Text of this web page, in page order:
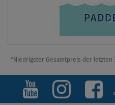
*Niedrigster Gesamtpreis der letzten